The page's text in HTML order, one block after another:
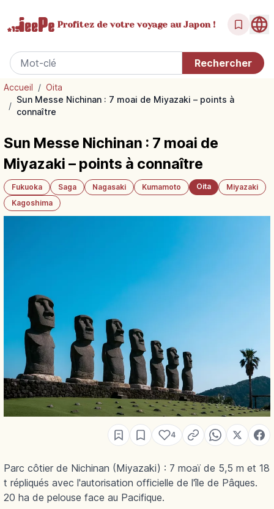
Profitez de votrevoyage au Japon !
Accueil / Oita
/
Sun Messe Nichinan : 7 moai de Miyazaki – points à
connaître
Sun Messe Nichinan : 7 moai de
Miyazaki – points à connaître
Fukuoka Saga Nagasaki Kumamoto Oita
Miyazaki
Kagoshima
4
Parc côtier de Nichinan (Miyazaki) : 7 moaï de 5,5 m et 18
t répliqués avec l'autorisation officielle de l'île de Pâques.
20 ha de pelouse face au Pacifique.